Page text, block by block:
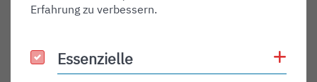
arrival
PLN
Erfahrung zu verbessern.
Essenzielle
Essenzielle